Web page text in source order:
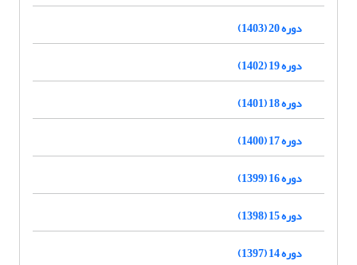
دوره 20 (1403)
دوره 19 (1402)
دوره 18 (1401)
دوره 17 (1400)
دوره 16 (1399)
دوره 15 (1398)
دوره 14 (1397)